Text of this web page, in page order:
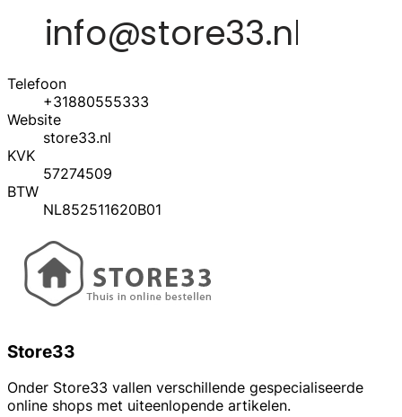
Telefoon
+31880555333
Website
store33.nl
KVK
57274509
BTW
NL852511620B01
Store33
Onder Store33 vallen verschillende gespecialiseerde
online shops met uiteenlopende artikelen.